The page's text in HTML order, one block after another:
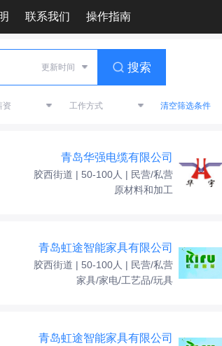
联系我们 操作指南
搜索
清空筛选条件
青岛华强电缆有限公司
胶西街道 | 50-100人 | 民营/私营
原材料和加工
青岛虹途智能家具有限公司
胶西街道 | 50-100人 | 民营/私营
家具/家电/工艺品/玩具
青岛虹途智能家具有限公司